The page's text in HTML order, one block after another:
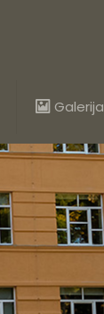
Galerija